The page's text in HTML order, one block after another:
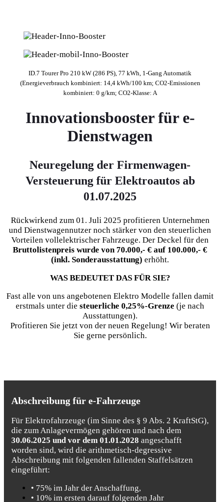
ID.7 Tourer Pro 210 kW (286 PS), 77 kWh, 1-Gang Automatik
(Energieverbrauch kombiniert: 14,4 kWh/100 km; CO2-Emissionen
kombiniert: 0 g/km; CO2-Klasse: A
Innovationsbooster für e-
Dienstwagen
Neuregelung der Firmenwagen-
Versteuerung für Elektroautos ab
01.07.2025
Rückwirkend zum 01. Juli 2025 profitieren Unternehmen
und Dienstwagennutzer noch stärker von den steuerlichen
Vorteilen vollelektrischer Fahrzeuge. Der Deckel für den
Bruttolistenpreis wurde von 70.000,- € auf 100.000,- €
(inkl. Sonderausstattung) erhöht.
WAS BEDEUTET DAS FÜR SIE?
Fast alle von uns angebotenen Elektro Modelle fallen damit
erstmals unter die steuerliche 0,25%-Grenze (je nach
Ausstattungen).
Profitieren Sie jetzt von der neuen Regelung! Wir beraten
Sie gerne persönlich.
Abschreibung für e-Fahrzeuge
Für Elektrofahrzeuge (im Sinne des § 9 Abs. 2 KraftStG),
die zum Anlagevermögen gehören und nach dem
30.06.2025 und vor dem 01.01.2028 angeschafft
worden sind, wird die arithmetisch-degressive
Abschreibung mit folgenden fallenden Staffelsätzen
eingeführt:
• 75% im Jahr der Anschaffung,
• 10% im ersten darauf folgenden Jahr